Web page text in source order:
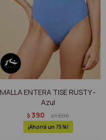
MALLA ENTERA TISE RUSTY -
Azul
$ 390 $1.590
75